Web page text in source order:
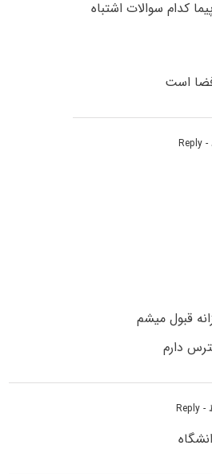
کدام سوالات اشتباه
است
- Reply
قبول میشم
دارم
- Reply